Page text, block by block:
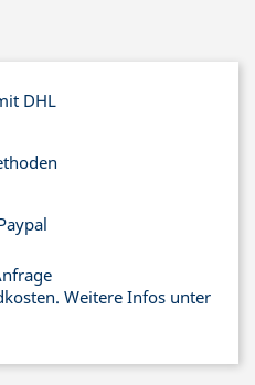
DHL
Weitere Infos unter